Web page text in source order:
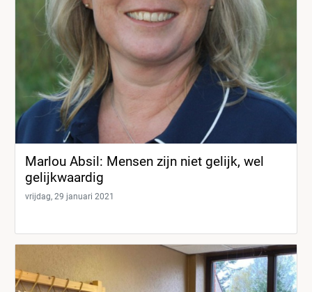
Marlou Absil: Mensen zijn niet gelijk, wel
gelijkwaardig
vrijdag, 29 januari 2021